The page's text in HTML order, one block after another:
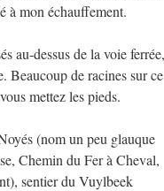
à mon échauffement.
au-dessus de la voie ferrée,
Beaucoup de racines sur ce
mettez les pieds.
(nom un peu glauque
Chemin du Fer à Cheval,
sentier du Vuylbeek